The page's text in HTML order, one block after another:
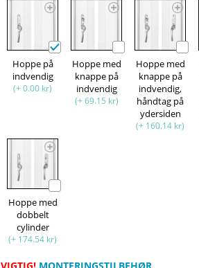
Hoppe på
indvendig
(+ 0.00 kr)
Hoppe med
knappe på
indvendig
(+ 69.15 kr)
Hoppe med
knappe på
indvendig,
håndtag på
ydersiden
(+ 160.14 kr)
Hoppe med
dobbelt
cylinder
(+ 174.54 kr)